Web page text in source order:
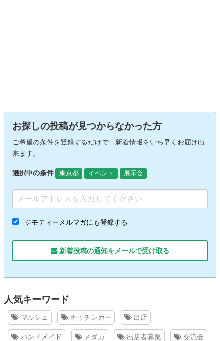
お探しの投稿が見つからなかった方
ご希望の条件を登録するだけで、新着情報をいち早くお届け出
来ます。
選択中の条件 東京都 イベント 展示会
ジモティーメルマガにも登録する
新着投稿の通知をメールで受け取る
人気キーワード
マルシェ キッチンカー 出店
ハンドメイド メダカ 出店者募集 交流会